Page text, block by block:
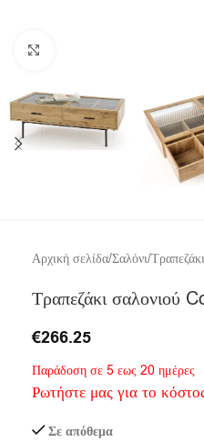
Αρχική σελίδα/Σαλόνι/
Τραπεζάκι σαλονιού
€266.25
Παράδοση σε 5 εως 20 ημέρες
Ρωτήστε μας για το
Σε απόθεμα